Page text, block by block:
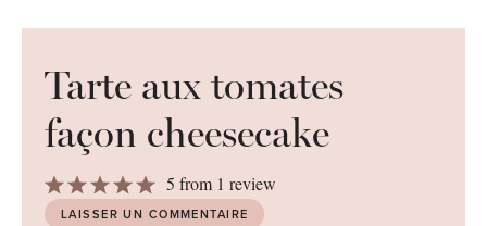
Tarte aux tomates
façon cheesecake
5
Stars
4
Stars
3
Stars
2
Stars
1
Star
5 from 1 review
LAISSER UN COMMENTAIRE